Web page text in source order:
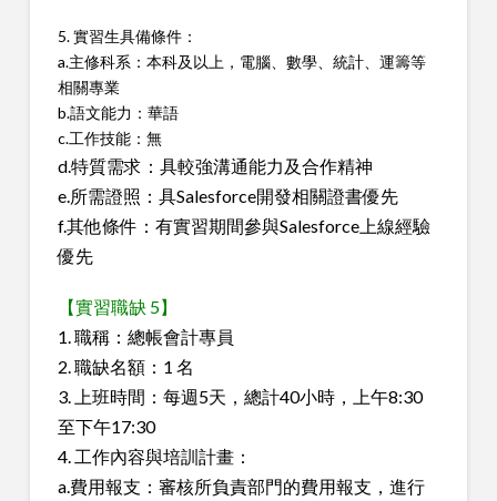
5. 實習生具備條件：
a.主修科系：本科及以上，電腦、數學、統計、運籌等
相關專業
b.語文能力：華語
c.工作技能：無
d.特質需求：具較強溝通能力及合作精神
e.所需證照：具Salesforce開發相關證書優先
f.其他條件：有實習期間參與Salesforce上線經驗
優先
【實習職缺 5】
1. 職稱：總帳會計專員
2. 職缺名額：1 名
3. 上班時間：每週5天，總計40小時，上午8:30
至下午17:30
4. 工作內容與培訓計畫：
a.費用報支：審核所負責部門的費用報支，進行